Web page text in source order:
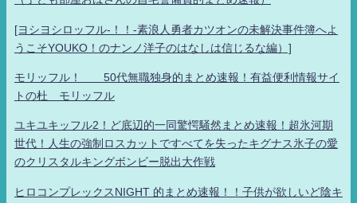
[ヨシヨシロッフル-！！-素浪人勇者カツオンの未解決事件簿へよ
うこそYOUKO！のナンノ洋子のはなしは信じるな編）]
モリッフル！ 50代無職独身的まとめ速報！有益便利情報サイ
トの杜 モリッフル
ユキユキッフル2！ど底辺的一同驚愕騒然まとめ速報！超氷河期
世代！人生の強制ロスカットですべてを失ったキグナス氷子の愛
のクリスタルキングボンビー脱出大作戦
ヒロコンプレックスNIGHT 的まとめ速報！！子供が欲しいど陰キ